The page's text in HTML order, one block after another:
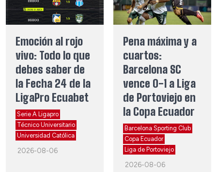
Emoción al rojo
vivo: Todo lo que
debes saber de
la Fecha 24 de la
LigaPro Ecuabet
Serie A Ligapro
Técnico Universitario
Universidad Católica
2026-08-06
Pena máxima y a
cuartos:
Barcelona SC
vence 0-1 a Liga
de Portoviejo en
la Copa Ecuador
Barcelona Sporting Club
Copa Ecuador
Liga de Portoviejo
2026-08-06